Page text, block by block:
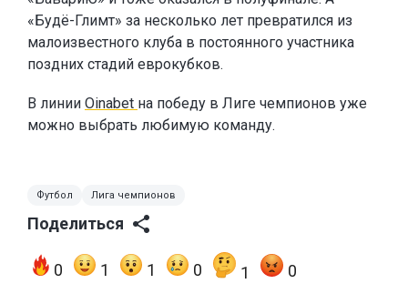
«Будё-Глимт» за несколько лет превратился из
малоизвестного клуба в постоянного участника
поздних стадий еврокубков.
В линии Oinabet на победу в Лиге чемпионов уже
можно выбрать любимую команду.
Футбол Лига чемпионов
Поделиться
0 1 1 0 1 0